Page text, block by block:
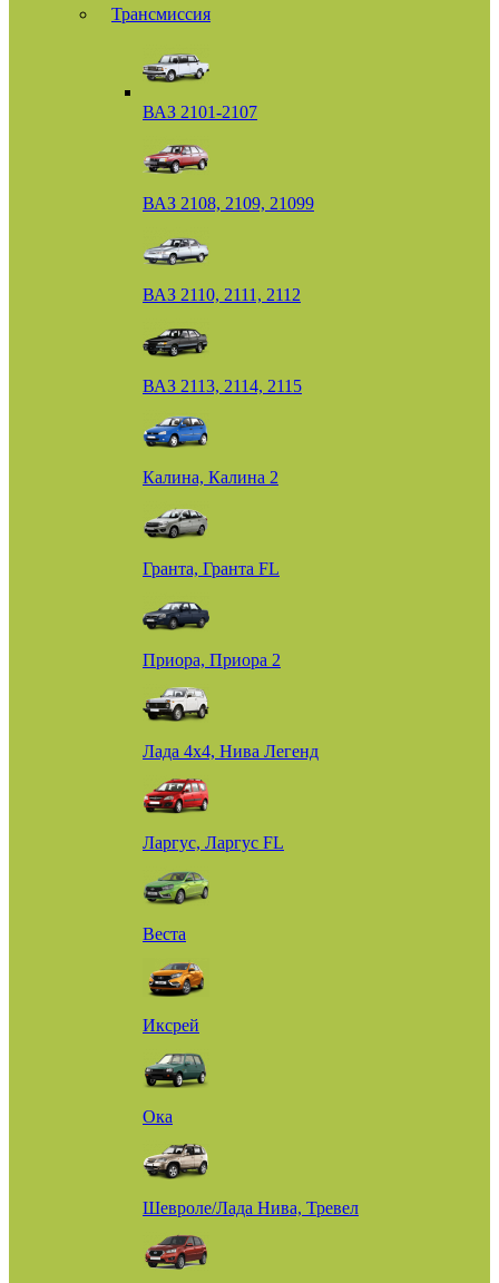
Трансмиссия
ВАЗ 2101-2107
ВАЗ 2108, 2109, 21099
ВАЗ 2110, 2111, 2112
ВАЗ 2113, 2114, 2115
Калина, Калина 2
Гранта, Гранта FL
Приора, Приора 2
Лада 4х4, Нива Легенд
Ларгус, Ларгус FL
Веста
Иксрей
Ока
Шевроле/Лада Нива, Тревел